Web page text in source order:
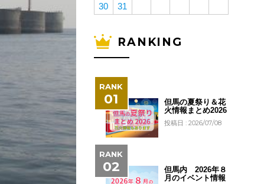
30
31
RANKING
但馬の夏祭り＆花
火情報まとめ2026
投稿日 : 2026/07/08
但馬内 2026年８
月のイベント情報